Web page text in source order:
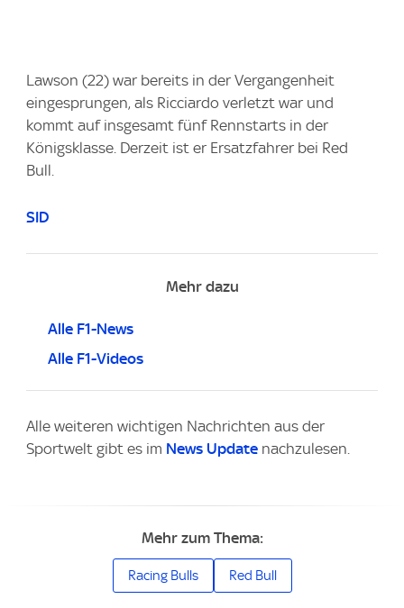
Lawson (22) war bereits in der Vergangenheit
eingesprungen, als Ricciardo verletzt war und
kommt auf insgesamt fünf Rennstarts in der
Königsklasse. Derzeit ist er Ersatzfahrer bei Red
Bull.
SID
Mehr dazu
Alle F1-News
Alle F1-Videos
Alle weiteren wichtigen Nachrichten aus der
Sportwelt gibt es im News Update nachzulesen.
Mehr zum Thema:
Racing Bulls Red Bull